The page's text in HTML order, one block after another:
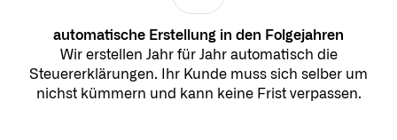
automatische Erstellung in den Folgejahren
Wir erstellen Jahr für Jahr automatisch die
Steuererklärungen. Ihr Kunde muss sich selber um
nichst kümmern und kann keine Frist verpassen.